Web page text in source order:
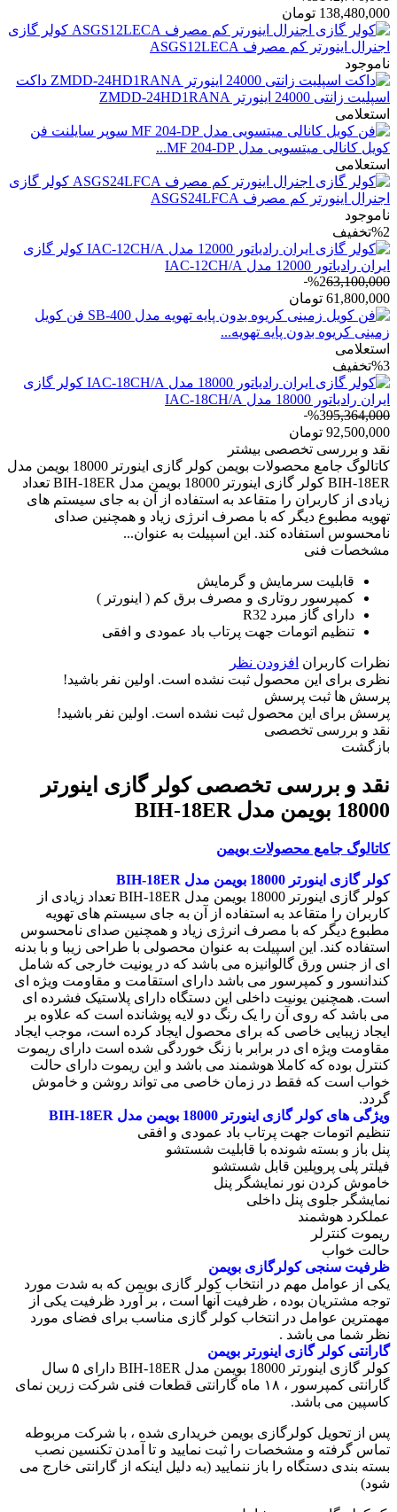
138,480,000 تومان
کولر گازی
اجنرال اینورتر کم مصرف ASGS12LECA
ناموجود
داکت
اسپلیت زانتی 24000 اینورتر ZMDD-24HD1RANA
استعلامی
فن
کویل کانالی میتسویی مدل MF 204-DP...
استعلامی
کولر گازی
اجنرال اینورتر کم مصرف ASGS24LFCA
ناموجود
%2تخفیف
کولر گازی
ایران رادیاتور 12000 مدل IAC-12CH/A
%263,100,000
61,800,000 تومان
فن کویل
زمینی کریوه بدون پایه تهویه...
استعلامی
%3تخفیف
کولر گازی
ایران رادیاتور 18000 مدل IAC-18CH/A
%395,364,000
92,500,000 تومان
نقد و بررسی تخصصی بیشتر
کاتالوگ جامع محصولات بویمن کولر گازی اینورتر 18000 بویمن مدل
BIH-18ER کولر گازی اینورتر 18000 بویمن مدل BIH-18ER تعداد
زیادی از کاربران را متقاعد به استفاده از آن به جای سیستم های
تهویه مطبوع دیگر که با مصرف انرژی زیاد و همچنین صدای
نامحسوس استفاده کند. این اسپیلت به عنوان...
مشخصات فنی
قابلیت سرمایش و گرمایش
کمپرسور روتاری و مصرف برق کم ( اینورتر )
دارای گاز مبرد R32
تنظیم اتومات جهت پرتاب باد عمودی و افقی
نظرات کاربران افزودن نظر
نظری برای این محصول ثبت نشده است. اولین نفر باشید!
پرسش ها ثبت پرسش
پرسش برای این محصول ثبت نشده است. اولین نفر باشید!
نقد و بررسی تخصصی
بازگشت
نقد و بررسی تخصصیکولر گازی اینورتر
18000 بویمن مدل BIH-18ER
کاتالوگ جامع محصولات بویمن
کولر گازی اینورتر 18000 بویمن مدل BIH-18ER
کولر گازی اینورتر 18000 بویمن مدل BIH-18ER تعداد زیادی از
کاربران را متقاعد به استفاده از آن به جای سیستم های تهویه
مطبوع دیگر که با مصرف انرژی زیاد و همچنین صدای نامحسوس
استفاده کند. این اسپیلت به عنوان محصولی با طراحی زیبا و با بدنه
ای از جنس ورق گالوانیزه می باشد که در یونیت خارجی که شامل
کندانسور و کمپرسور می باشد دارای استقامت و مقاومت ویژه ای
است. همچنین یونیت داخلی این دستگاه دارای پلاستیک فشرده ای
می باشد که روی آن را یک رنگ دو لایه پوشانده است که علاوه بر
ایجاد زیبایی خاصی که برای محصول ایجاد کرده است، موجب ایجاد
مقاومت ویژه ای در برابر با زنگ خوردگی شده است دارای ریموت
کنترل بوده که کاملا هوشمند می باشد و این ریموت دارای حالت
خواب است که فقط در زمان خاصی می تواند روشن و خاموش
گردد.
ویژگی های کولر گازی اینورتر 18000 بویمن مدل BIH-18ER
تنظیم اتومات جهت پرتاب باد عمودی و افقی
پنل باز و بسته شونده با قابلیت شستشو
فیلتر پلی پروپلین قابل شستشو
خاموش کردن نور نمایشگر پنل
نمایشگر جلوی پنل داخلی
عملکرد هوشمند
ریموت کنترلر
حالت خواب
ظرفیت سنجی کولرگازی بویمن
یکی از عوامل مهم در انتخاب کولر گازی بویمن که به شدت مورد
توجه مشتریان بوده ، ظرفیت آنها است ، بر آورد ظرفیت یکی از
مهمترین عوامل در انتخاب کولر گازی مناسب برای فضای مورد
نظر شما می باشد .
گارانتی کولر گازی اینورتر بویمن
کولر گازی اینورتر 18000 بویمن مدل BIH-18ER دارای ۵ سال
گارانتی کمپرسور ، ۱۸ ماه گارانتی قطعات فنی شرکت زرین نمای
کاسپین می باشد.
پس از تحویل کولرگازی بویمن خریداری شده ، با شرکت مربوطه
تماس گرفته و مشخصات را ثبت نمایید و تا آمدن تکنسین نصب
بسته بندی دستگاه را باز ننمایید (به دلیل اینکه از گارانتی خارج می
شود)